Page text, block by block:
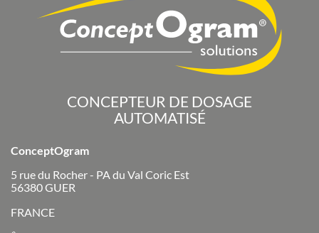
CONCEPTEUR DE DOSAGE
AUTOMATISÉ
ConceptOgram
5 rue du Rocher - PA du Val Coric Est
56380GUER
FRANCE